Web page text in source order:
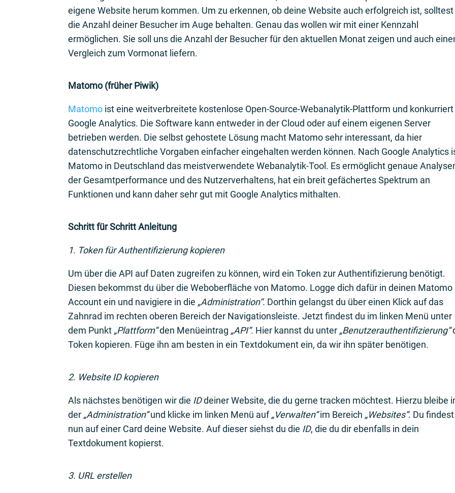
eigene Website herum kommen. Um zu erkennen, ob deine Website auch erfolgreich ist, solltest
die Anzahl deiner Besucher im Auge behalten. Genau das wollen wir mit einer Kennzahl
ermöglichen. Sie soll uns die Anzahl der Besucher für den aktuellen Monat zeigen und auch
Vergleich zum Vormonat liefern.
Matomo (früher Piwik)
Matomo ist eine weitverbreitete kostenlose Open-Source-Webanalytik-Plattform und
Google Analytics. Die Software kann entweder in der Cloud oder auf einem eigenen Server
betrieben werden. Die selbst gehostete Lösung macht Matomo sehr interessant, da hier
datenschutzrechtliche Vorgaben einfacher eingehalten werden können. Nach Google Analytics
Matomo in Deutschland das meistverwendete Webanalytik-Tool. Es ermöglicht genaue
der Gesamtperformance und des Nutzerverhaltens, hat ein breit gefächertes Spektrum an
Funktionen und kann daher sehr gut mit Google Analytics mithalten.
Schritt für Schritt Anleitung
1. Token für Authentifizierung kopieren
Um über die API auf Daten zugreifen zu können, wird ein Token zur Authentifizierung benötigt.
Diesen bekommst du über die Weboberfläche von Matomo. Logge dich dafür in deinen Matomo
Account ein und navigiere in die „Administration“. Dorthin gelangst du über einen Klick auf das
Zahnrad im rechten oberen Bereich der Navigationsleiste. Jetzt findest du im linken Menü unter
dem Punkt „Plattform“den Menüeintrag „API“. Hier kannst du unter „Benutzerauthentifizierung“
Token kopieren. Füge ihn am besten in ein Textdokument ein, da wir ihn später benötigen.
2. Website ID kopieren
Als nächstes benötigen wir die IDdeiner Website, die du gerne tracken möchtest. Hierzu bleibe
der „Administration“und klicke im linken Menü auf„Verwalten“im Bereich „Websites“. Du findest
nun auf einer Card deine Website. Auf dieser siehst du die ID, die du dir ebenfalls in dein
Textdokument kopierst.
3. URL erstellen